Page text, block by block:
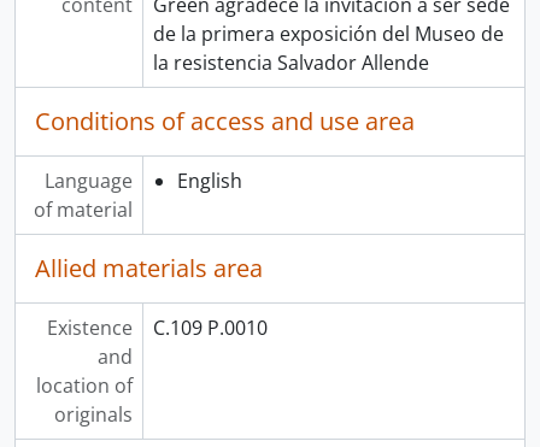
de la primera exposición del Museo de
la resistencia Salvador Allende
Conditions of access and use area
Language
of material
English
Allied materials area
Existence
and
location of
originals
C.109 P.0010